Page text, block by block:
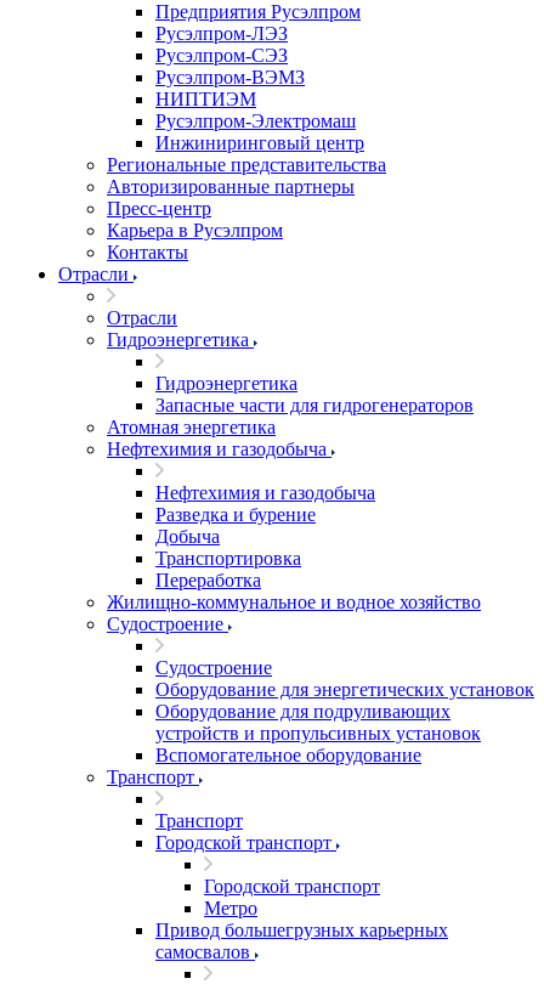
Предприятия Русэлпром
Русэлпром-ЛЭЗ
Русэлпром-СЭЗ
Русэлпром-ВЭМЗ
НИПТИЭМ
Русэлпром-Электромаш
Инжиниринговый центр
Региональные представительства
Авторизированные партнеры
Пресс-центр
Карьера в Русэлпром
Контакты
Отрасли
Отрасли
Гидроэнергетика
Гидроэнергетика
Запасные части для гидрогенераторов
Атомная энергетика
Нефтехимия и газодобыча
Нефтехимия и газодобыча
Разведка и бурение
Добыча
Транспортировка
Переработка
Жилищно-коммунальное и водное хозяйство
Судостроение
Судостроение
Оборудование для энергетических установок
Оборудование для подруливающих
устройств и пропульсивных установок
Вспомогательное оборудование
Транспорт
Транспорт
Городской транспорт
Городской транспорт
Метро
Привод большегрузных карьерных
самосвалов